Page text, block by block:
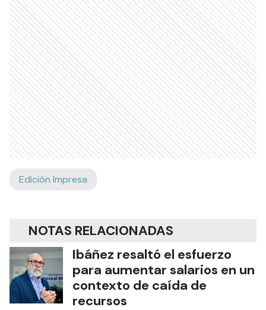
Edición Impresa
NOTAS RELACIONADAS
Ibáñez resaltó el esfuerzo
para aumentar salarios en un
contexto de caída de
recursos